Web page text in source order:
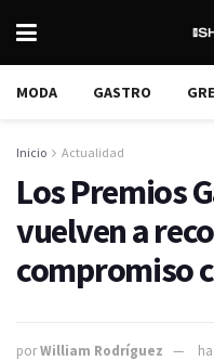
MODA GASTRO
Inicio Actualidad
Los Premios
vuelven a
compromiso
porWilliam Rodríguez